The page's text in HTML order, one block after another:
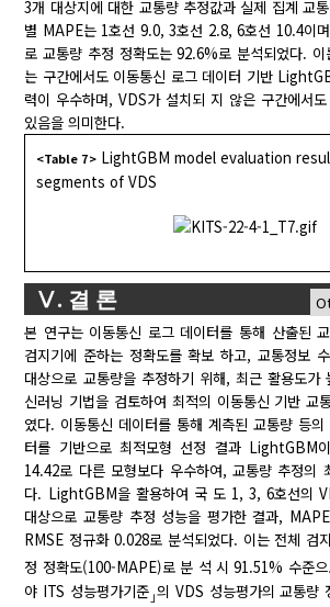
3개 대상지에 대한 교통량 추정값과 실제 집계 교
별 MAPE는 1호선 9.0, 3호선 2.8, 6호선 10.4이
로 교통량 추정 정확도는 92.6%로 분석되었다.
는 구간에서도 이동통신 로그 데이터 기반
력이 우수하며, VDS가 설치되 지 않은 구간에서
있음을 의미한다.
<Table 7> LightGBM model evaluation
segments of VDS
Ⅴ. 결 론
본 연구는 이동통신 로그 데이터를 통해 산출된
검지기에 준하는 정확도를 확보 하고, 교통정보
대상으로 교통량을 추정하기 위해, 최근 활용도가
신러닝 기법을 검토하여 최적의 이동통신 기반 교
였다. 이동통신 데이터를 통해 계측된 교통량 등
터를 기반으로 최적모형 선정 결과 LightGBM
14.42로 다른 모형보다 우수하여, 교통량 추정의
다. LightGBM을 활용하여 국 도 1, 3, 6호선의
대상으로 교통량 추정 성능을 평가한 결과,
RMSE 정규화 0.028로 분석되었다. 이는 전체 검
정 정확도(100-MAPE)로 분 석 시 91.51% 수준으
야 ITS 성능평가기준｣의 VDS 성능평가의 교통량